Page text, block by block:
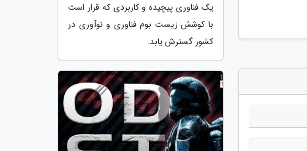
یک فناوری پیچیده و کاربردی که قرار است
با کوشش زیست بوم فناوری و نوآوری در
کشور گسترش یابد.